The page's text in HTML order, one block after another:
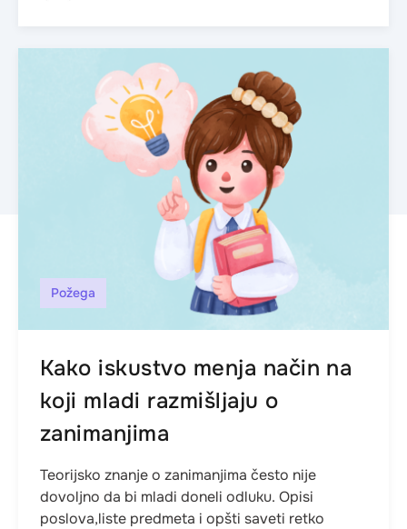
Požega
Kako iskustvo menja način na
koji mladi razmišljaju o
zanimanjima
Teorijsko znanje o zanimanjima često nije
dovoljno da bi mladi doneli odluku. Opisi
poslova,liste predmeta i opšti saveti retko